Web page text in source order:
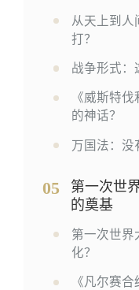
从天上到人
打？
战争形式：
《威斯特
的神话？
万国法：没
05
第一次世
的奠基
第一次世界
化？
《凡尔赛